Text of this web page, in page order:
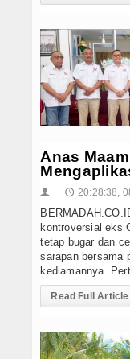
Anas
👤 🕔 20:28:38,
kontroversial eks
tetap bugar dan
sarapan bersama
kediamannya.
Read Full Article